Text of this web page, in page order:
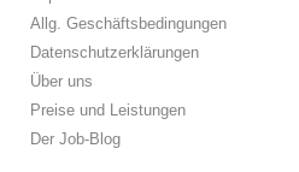
Allg. Geschäftsbedingungen
Datenschutzerklärungen
Über uns
Preise und Leistungen
Der Job-Blog